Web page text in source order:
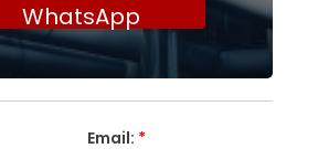
WhatsApp
Email: *